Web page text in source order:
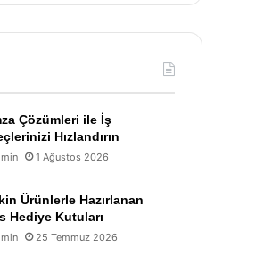
Çözümleri ile İş
Hızlandırın
1 Ağustos 2026
Ürünlerle Hazırlanan
Hediye Kutuları
25 Temmuz 2026